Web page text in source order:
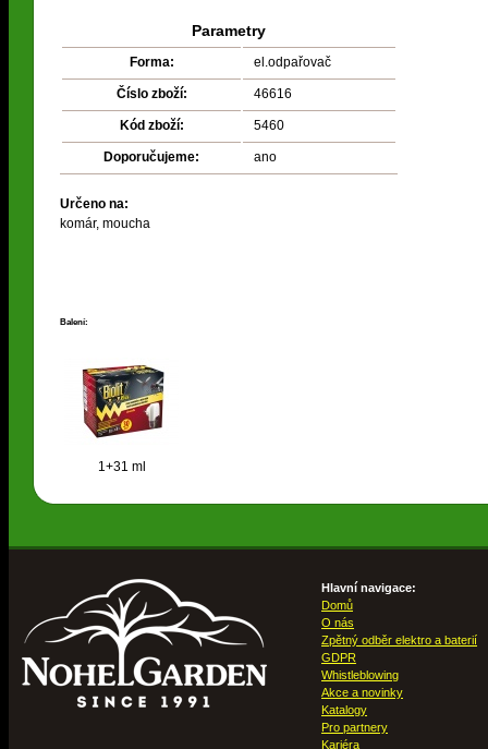
Parametry
Forma: el.odpařovač
Číslo zboží: 46616
Kód zboží: 5460
Doporučujeme: ano
Určeno na:
komár, moucha
Balení:
1+31 ml
Hlavní navigace:
Domů
O nás
Zpětný odběr elektro a baterií
GDPR
Whistleblowing
Akce a novinky
Katalogy
Pro partnery
Kariéra